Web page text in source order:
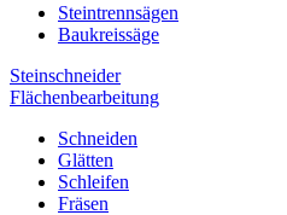
Steintrennsägen
Baukreissäge
Steinschneider
Flächenbearbeitung
Schneiden
Glätten
Schleifen
Fräsen